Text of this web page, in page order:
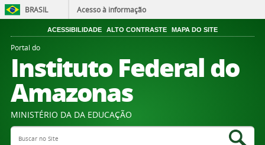
BRASIL Acesso à informação
ACESSIBILIDADE ALTO CONTRASTE MAPA DO SITE
Portal do
Instituto Federal do
Amazonas
MINISTÉRIO DA DA EDUCAÇÃO
Search Site